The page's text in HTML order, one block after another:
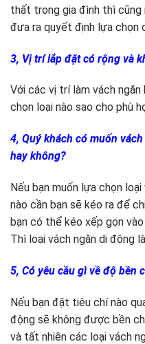
thất trong gia đình thì
đưa ra quyết định lựa chọn
3, Vị trí lắp đặt có rộng và
Với các vị trí làm vách
chọn loại nào sao cho phù
4, Quý khách có muốn
hay không?
Nếu bạn muốn lựa chọn
nào cần bạn sẽ kéo ra để
bạn có thể kéo xếp gọn
Thì loại vách ngăn di động
5, Có yêu cầu gì về độ bền
Nếu bạn đặt tiêu chí nào
động sẽ không được bền
và tất nhiên các loại vách